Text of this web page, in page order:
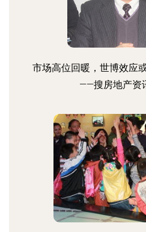
市场高位回暖，世博效应
——搜房地产资